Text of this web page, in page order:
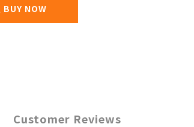
BUY NOW
Customer Reviews